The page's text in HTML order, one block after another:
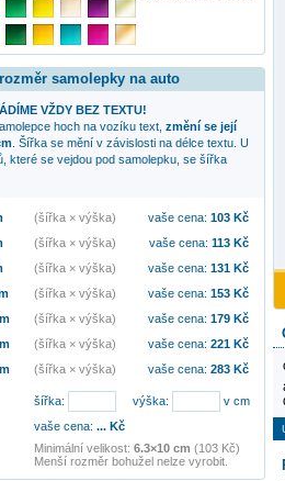
samolepky na auto
VŽDY BEZ TEXTU!
hoch na vozíkutext, změní se její
. Šířka se mění v závislosti na délce textu. U
které se vejdou pod samolepku, se šířka
(šířka × výška) vaše cena: 103Kč
(šířka × výška) vaše cena: 113Kč
(šířka × výška) vaše cena: 131Kč
(šířka × výška) vaše cena: 153Kč
(šířka × výška) vaše cena: 179Kč
(šířka × výška) vaše cena: 221Kč
(šířka × výška) vaše cena: 283Kč
šířka: výška:
v cm
vaše cena: ...Kč
Minimální velikost: 6.3×10 cm (103 Kč)
Menší rozměr bohužel nelze vyrobit.